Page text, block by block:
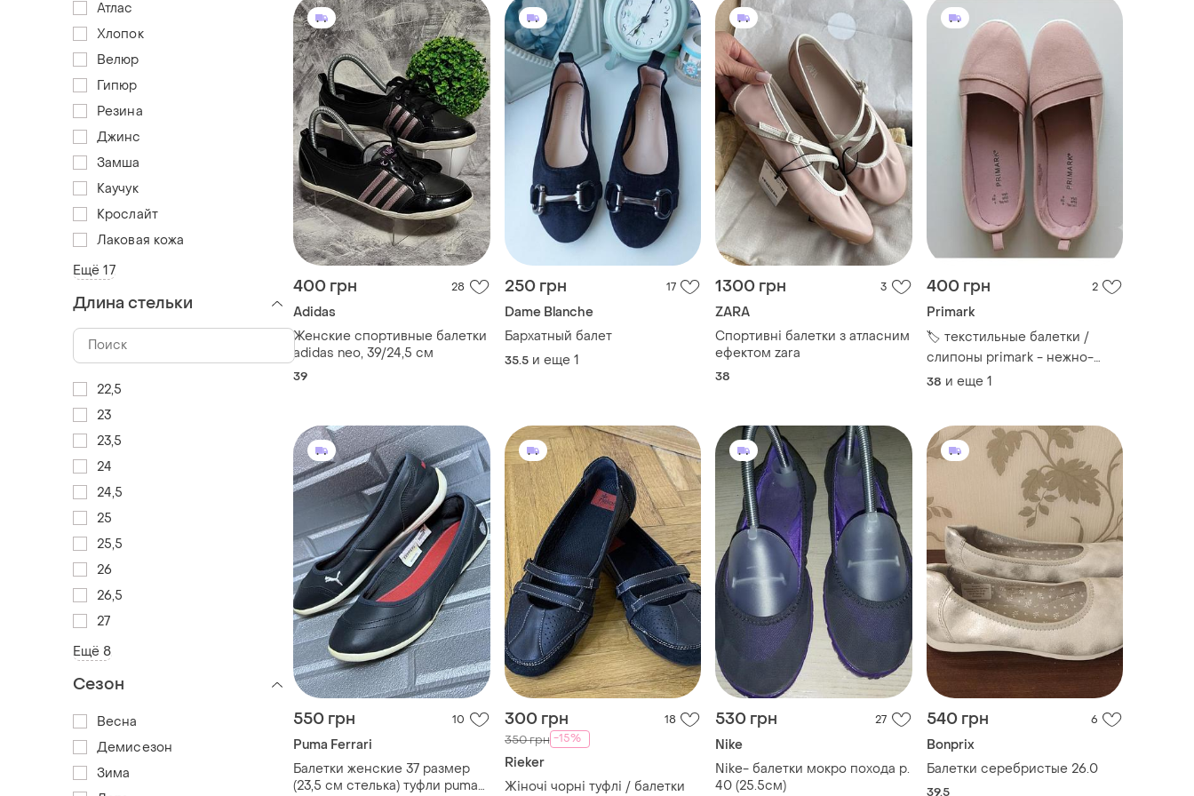
400 грн 28
Adidas
Женские спортивные балетки
adidas neo, 39/24,5 см
39
250 грн 17
Dame Blanche
Бархатный балет
35.5 и еще 1
1300 грн 3
ZARA
Спортивні балетки з атласним
ефектом zara
38
400 грн 2
Primark
​🏷️ текстильные балетки /
слипоны primark - нежно-
розовые (пудра) цена в
магазинах: ~650–800 грн 🔥
38 и еще 1
550 грн 10
Puma Ferrari
Балетки женские 37 размер
(23,5 см стелька) туфли puma
300 грн 18
350 грн -15%
Rieker
Жіночі чорні туфлі / балетки
530 грн 27
Nike
Nike- балетки мокро похода р.
40 (25.5см)
540 грн 6
Bonprix
Балетки серебристые 26.0
39.5
Атлас
Хлопок
Велюр
Гипюр
Резина
Джинс
Замша
Каучук
Крослайт
Лаковая кожа
Ещё 17
Длина стельки
22,5
23
23,5
24
24,5
25
25,5
26
26,5
27
Ещё 8
Сезон
Весна
Демисезон
Зима